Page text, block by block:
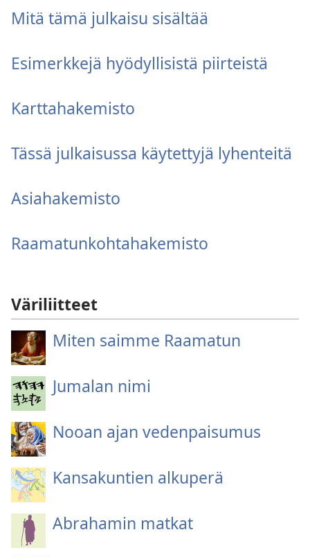
Mitä tämä julkaisu sisältää
Esimerkkejä hyödyllisistä piirteistä
Karttahakemisto
Tässä julkaisussa käytettyjä lyhenteitä
Asiahakemisto
Raamatunkohtahakemisto
Väriliitteet
Miten saimme Raamatun
Jumalan nimi
Nooan ajan vedenpaisumus
Kansakuntien alkuperä
Abrahamin matkat